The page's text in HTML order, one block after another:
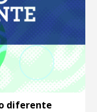
diferente